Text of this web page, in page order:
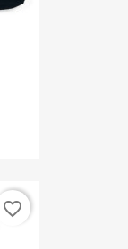
favorite_border